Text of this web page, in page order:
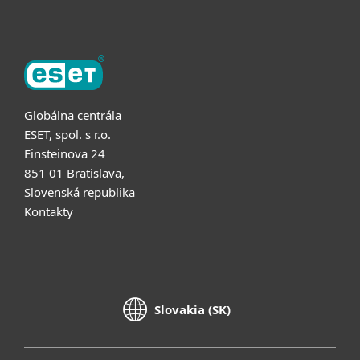
Globálna centrála
ESET, spol. s r.o.
Einsteinova 24
851 01 Bratislava,
Slovenská republika
Kontakty
Slovakia (SK)